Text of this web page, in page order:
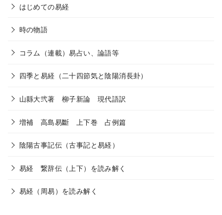
はじめての易経
時の物語
コラム（連載）易占い、論語等
四季と易経（二十四節気と陰陽消長卦）
山縣大弐著 柳子新論 現代語訳
増補 高島易斷 上下巻 占例篇
陰陽古事記伝（古事記と易経）
易経 繋辞伝（上下）を読み解く
易経（周易）を読み解く